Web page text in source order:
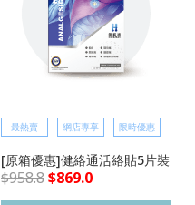
最熱賣 網店專享 限時優惠
[原箱優惠]健絡通活絡貼5片裝
$958.8$869.0